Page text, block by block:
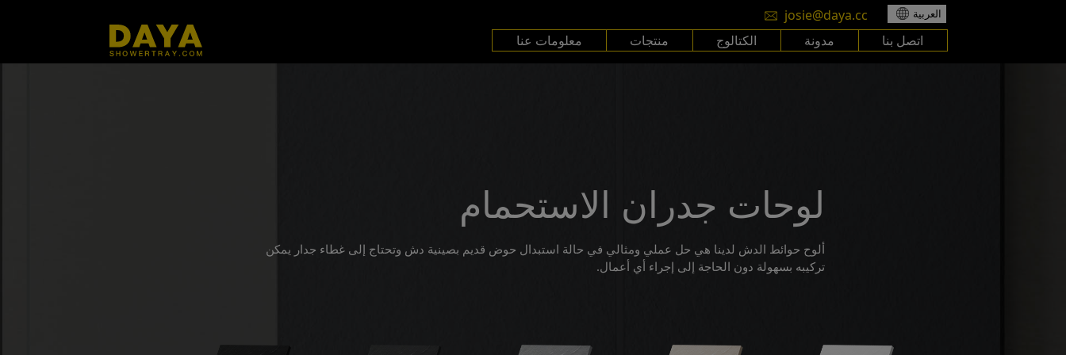
josie@daya.cc العربية
معلومات عنا منتجات الكتالوج مدونة اتصل بنا
لوحات جدران الاستحمام
ألوح حوائط الدش لدينا هي حل عملي ومثالي في حالة استبدال حوض قديم بصينية دش وتحتاج إلى غطاء جدار يمكن
تركيبه بسهولة دون الحاجة إلى إجراء أي أعمال.